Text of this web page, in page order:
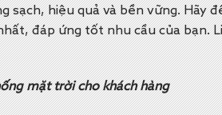
sạch, hiệu quả và bền vững. Hãy
đáp ứng tốt nhu cầu của bạn.
mặt trời cho khách hàng